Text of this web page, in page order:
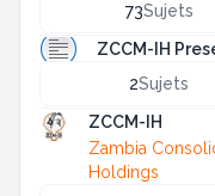
73Sujets
ZCCM-IH
2Sujets
ZCCM-IH
Zambia
Holdings